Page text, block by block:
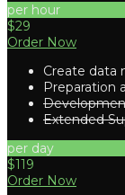
per hour
$29
Order Now
Create data
Preparation
Extended
per day
$119
Order Now